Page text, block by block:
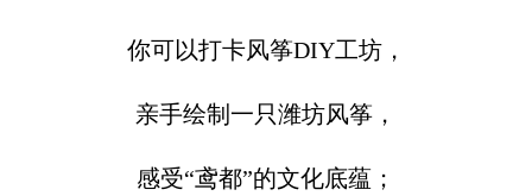
你可以打卡风筝DIY工坊，
亲手绘制一只潍坊风筝，
感受“鸢都”的文化底蕴；